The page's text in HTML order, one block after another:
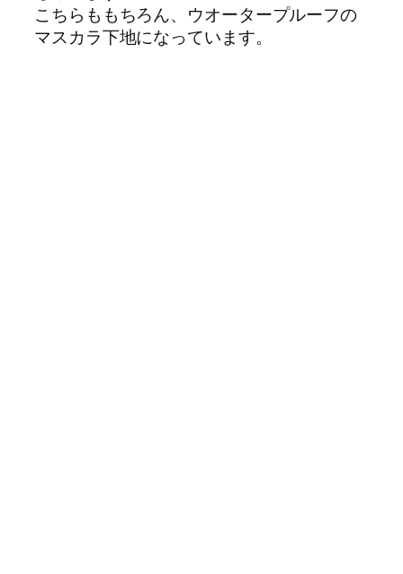
こちらももちろん、ウオータープルーフの
マスカラ下地になっています。